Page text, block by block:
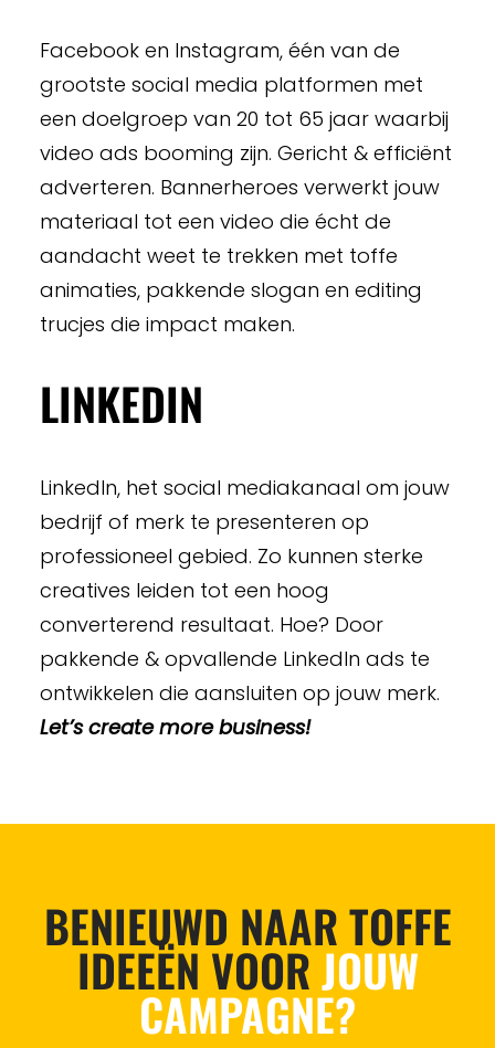
Facebook en Instagram, één van de
grootste social media platformen met
een doelgroep van 20 tot 65 jaar waarbij
video ads booming zijn. Gericht & efficiënt
adverteren. Bannerheroes verwerkt jouw
materiaal tot een video die écht de
aandacht weet te trekken met toffe
animaties, pakkende slogan en editing
trucjes die impact maken.
LINKEDIN
LinkedIn, het social mediakanaal om jouw
bedrijf of merk te presenteren op
professioneel gebied. Zo kunnen sterke
creatives leiden tot een hoog
converterend resultaat. Hoe? Door
pakkende & opvallende LinkedIn ads te
ontwikkelen die aansluiten op jouw merk.
Let’s create more business!
BENIEUWD NAAR TOFFE
IDEEËN VOORJOUW
CAMPAGNE?